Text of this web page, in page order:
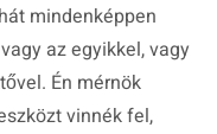
mindenképpen
az egyikkel, vagy
Én mérnök
vinnék fel,